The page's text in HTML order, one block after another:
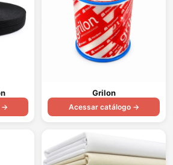
→
Grilon
Acessar catálogo →